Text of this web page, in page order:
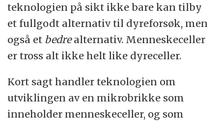
teknologien på sikt ikke bare kan tilby
et fullgodt alternativ til dyreforsøk, men
også et bedrealternativ. Menneskeceller
er tross alt ikke helt like dyreceller.
Kort sagt handler teknologien om
utviklingen av en mikrobrikke som
inneholder menneskeceller, og som